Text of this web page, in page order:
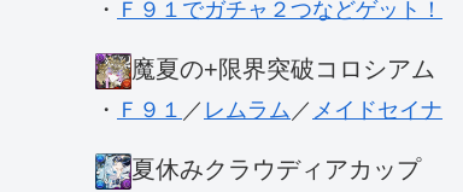
・ Ｆ９１でガチャ２つなどゲット！
魔夏の+限界突破コロシアム
・ Ｆ９１ ／ レムラム ／ メイドセイナ
夏休みクラウディアカップ